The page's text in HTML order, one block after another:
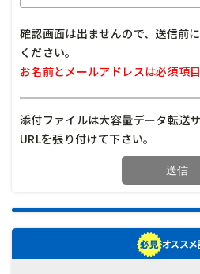
確認画面は出ませんので、送信前
ください。
お名前とメールアドレスは必須項目
添付ファイルは大容量データ転送
URLを張り付けて下さい。
オスス